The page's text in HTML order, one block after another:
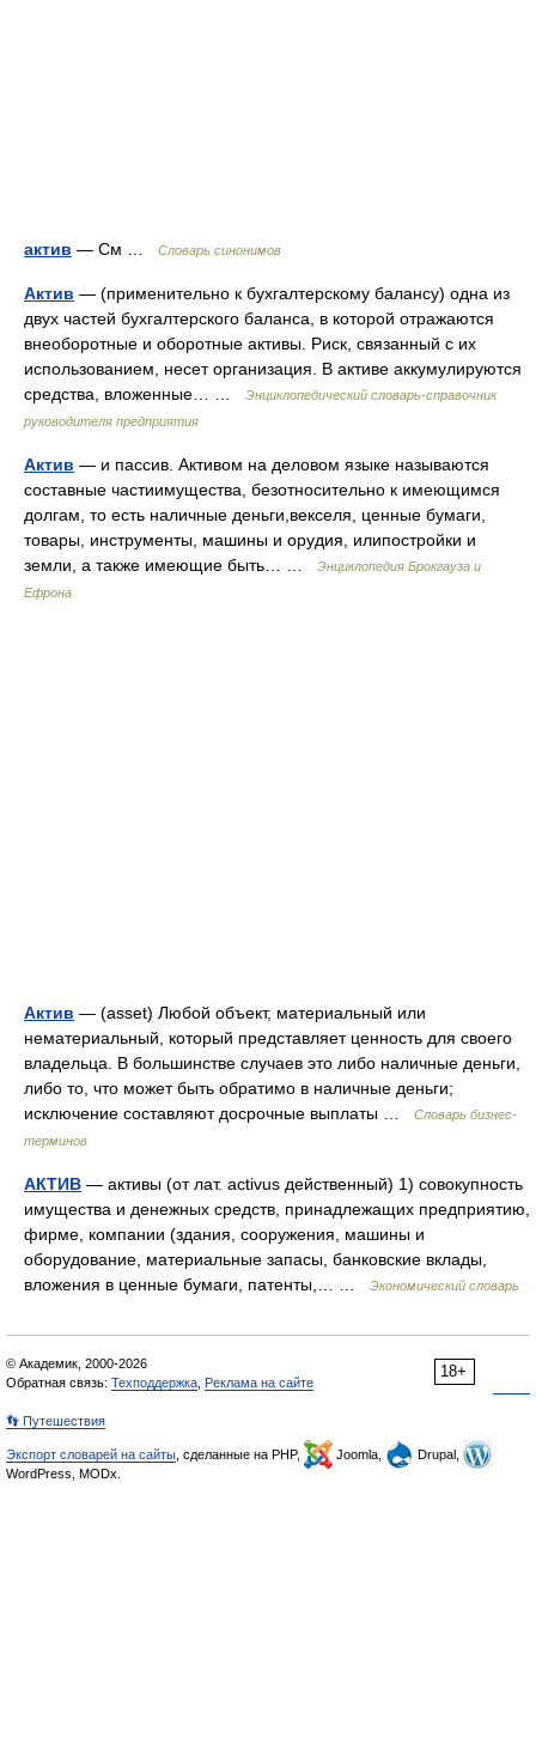
актив — См … Словарь синонимов
Актив — (применительно к бухгалтерскому балансу) одна из
двух частей бухгалтерского баланса, в которой отражаются
внеоборотные и оборотные активы. Риск, связанный с их
использованием, несет организация. В активе аккумулируются
средства, вложенные… …
Энциклопедический словарь-справочник
руководителя предприятия
Актив — и пассив. Активом на деловом языке называются
составные частиимущества, безотносительно к имеющимся
долгам, то есть наличные деньги,векселя, ценные бумаги,
товары, инструменты, машины и орудия, илипостройки и
земли, а также имеющие быть… …
Энциклопедия Брокгауза и
Ефрона
Актив — (asset) Любой объект, материальный или
нематериальный, который представляет ценность для своего
владельца. В большинстве случаев это либо наличные деньги,
либо то, что может быть обратимо в наличные деньги;
исключение составляют досрочные выплаты …
Словарь бизнес-
терминов
АКТИВ — активы (от лат. activus действенный) 1) совокупность
имущества и денежных средств, принадлежащих предприятию,
фирме, компании (здания, сооружения, машины и
оборудование, материальные запасы, банковские вклады,
вложения в ценные бумаги, патенты,… …
Экономический словарь
18+
© Академик, 2000-2026
Обратная связь: Техподдержка Реклама на сайте
👣 Путешествия
Экспорт словарей на сайты , сделанные на PHP, Joomla,
Drupal,
WordPress, MODx.